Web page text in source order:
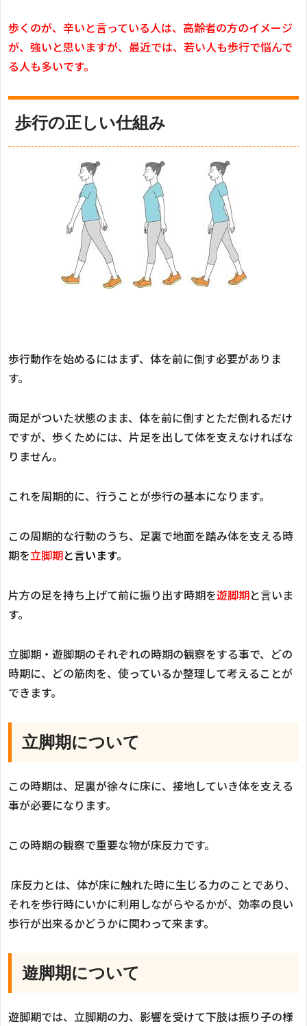
歩くのが、辛いと言っている人は、高齢者の方のイメージ
が、強いと思いますが、最近では、若い人も歩行で悩んで
る人も多いです。
歩行の正しい仕組み
歩行動作を始めるにはまず、体を前に倒す必要がありま
す。
両足がついた状態のまま、体を前に倒すとただ倒れるだけ
ですが、歩くためには、片足を出して体を支えなければな
りません。
これを周期的に、 行うことが歩行の基本になります。
この周期的な行動のうち、足裏で地面を踏み体を支える時
期を立脚期と言います。
片方の足を持ち上げて前に振り出す時期を遊脚期と言いま
す。
立脚期・遊脚期のそれぞれの時期の観察をする事で、どの
時期に、どの筋肉を、使っているか整理して考えることが
できます。
立脚期について
この時期は、足裏が徐々に床に、接地していき体を支える
事が必要になります。
この時期の観察で重要な物が床反力です。
床反力とは、体が床に触れた時に生じる力のことであり、
それを歩行時にいかに利用しながらやるかが、効率の良い
歩行が出来るかどうかに関わって来ます。
遊脚期について
遊脚期では、立脚期の力、影響を受けて下肢は振り子の様